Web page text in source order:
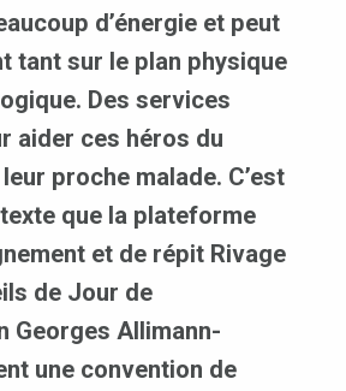
d’énergie et peut
tant sur le plan physique
Des services
aider ces héros du
proche malade. C’est
que la plateforme
et de répit Rivage
de Jour de
Georges Allimann-
une convention de